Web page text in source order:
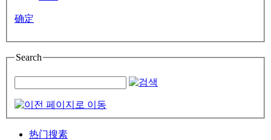
确定
Search
热门搜素